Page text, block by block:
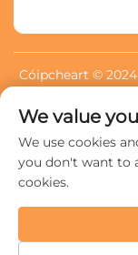
Cóipcheart ©
We value
We use cookies
you don't want to
cookies.